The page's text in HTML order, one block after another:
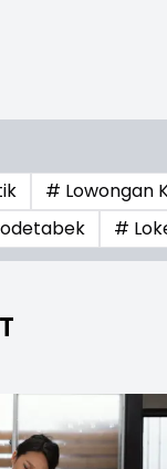
# Lowongan
#